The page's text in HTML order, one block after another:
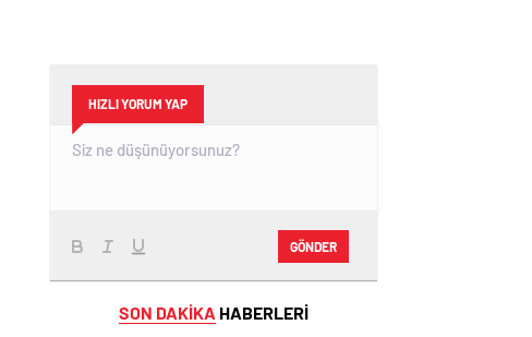
HIZLI YORUM YAP
GÖNDER
SON DAKİKA HABERLERİ